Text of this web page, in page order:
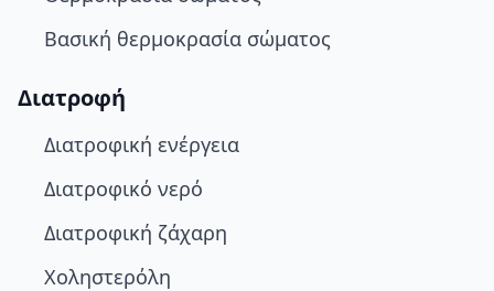
Βασική θερμοκρασία σώματος
Διατροφή
Διατροφική ενέργεια
Διατροφικό νερό
Διατροφική ζάχαρη
Χοληστερόλη